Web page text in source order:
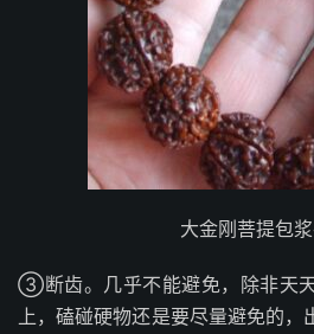
大金刚菩提包
③断齿。几乎不能避免，除非天
上，磕碰硬物还是要尽量避免的，